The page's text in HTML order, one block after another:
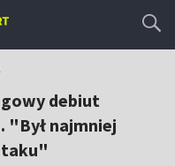
debiut
"Był najmniej